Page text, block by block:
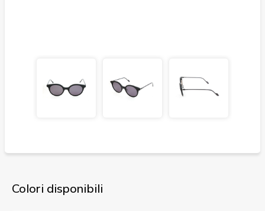
Colori disponibili